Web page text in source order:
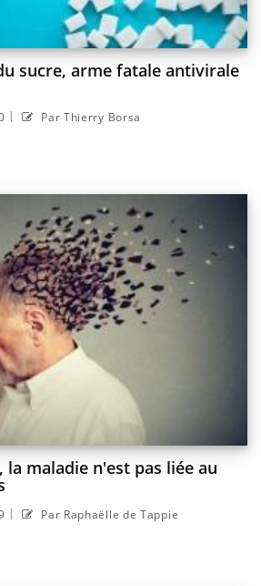
sucre, arme fatale antivirale
| Par Thierry Borsa
la maladie n'est pas liée au
| Par Raphaëlle de Tappie